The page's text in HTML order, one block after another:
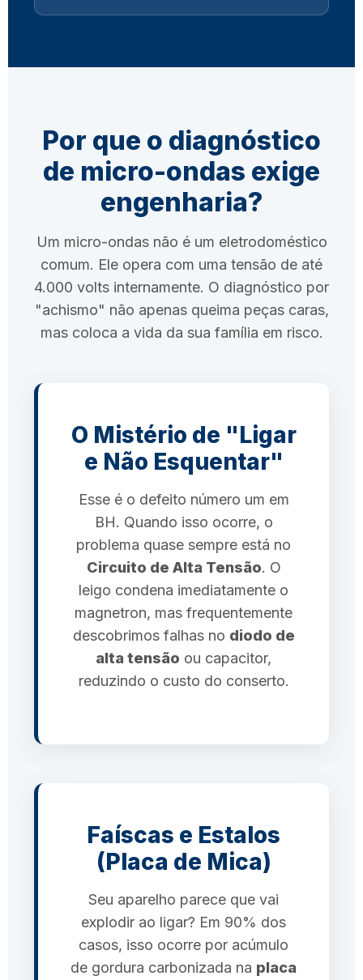
Por que o diagnóstico
de micro-ondas exige
engenharia?
Um micro-ondas não é um eletrodoméstico
comum. Ele opera com uma tensão de até
4.000 volts internamente. O diagnóstico por
"achismo" não apenas queima peças caras,
mas coloca a vida da sua família em risco.
O Mistério de "Ligar
e Não Esquentar"
Esse é o defeito número um em
BH. Quando isso ocorre, o
problema quase sempre está no
Circuito de Alta Tensão. O
leigo condena imediatamente o
magnetron, mas frequentemente
descobrimos falhas no diodo de
alta tensão ou capacitor,
reduzindo o custo do conserto.
Faíscas e Estalos
(Placa de Mica)
Seu aparelho parece que vai
explodir ao ligar? Em 90% dos
casos, isso ocorre por acúmulo
de gordura carbonizada na placa